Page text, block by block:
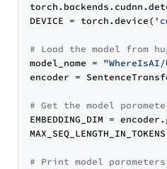
DEVICE = torch.device(
# Load the model from
model_name = "WhereIsAI/
encoder =
# Get the model
EMBEDDING_DIM =
# Print model